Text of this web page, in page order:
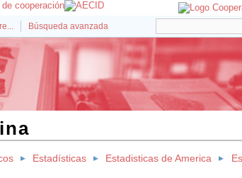
Búsqueda avanzada
Estadísticas Estadisticas de America